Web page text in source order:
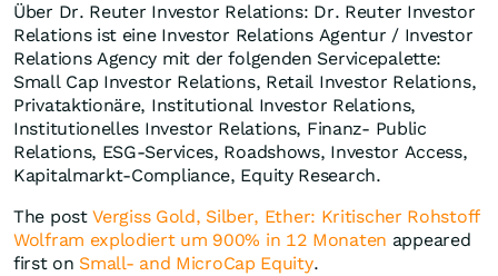
Über Dr. Reuter Investor Relations: Dr. Reuter Investor
Relations ist eine Investor Relations Agentur / Investor
Relations Agency mit der folgenden Servicepalette:
Small Cap Investor Relations, Retail Investor Relations,
Privataktionäre, Institutional Investor Relations,
Institutionelles Investor Relations, Finanz- Public
Relations, ESG-Services, Roadshows, Investor Access,
Kapitalmarkt-Compliance, Equity Research.
The postVergiss Gold, Silber, Ether: Kritischer Rohstoff
Wolfram explodiert um 900% in 12 Monaten appeared
first on Small- and MicroCap Equity.